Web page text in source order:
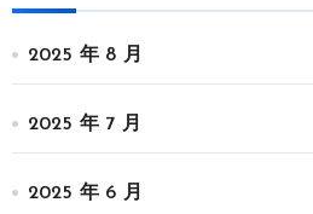
2025 年 8 月
2025 年 7 月
2025 年 6 月